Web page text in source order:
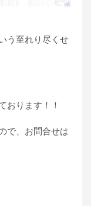
う至れり尽くせ
おります！！
で、お問合せは